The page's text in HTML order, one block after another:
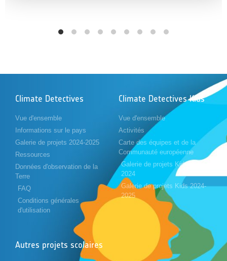
Climate Detectives
Vue d'ensemble
Informations sur le pays
Galerie de projets 2024-2025
Ressources
Données d'observation de la
Terre
FAQ
Conditions générales
d'utilisation
Climate Detectives Kids
Vue d'ensemble
Activités
Carte des équipes et de la
Communauté européenne
Galerie de projets Kids 2023-
2024
Galerie de projets Kids 2024-
2025
Autres projets scolaires